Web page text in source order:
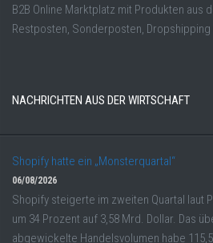
B2B Online Marktplatz mit Produkten aus
Restposten, Sonderposten, Dropshipping
NACHRICHTEN AUS DER WIRTSCHAFT
Shopify hatte ein „Monsterquartal“
06/08/2026
Shopify steigerte im zweiten Quartal laut
um 34 Prozent auf 3,58 Mrd. Dollar. Das
abgewickelte Handelsvolumen habe